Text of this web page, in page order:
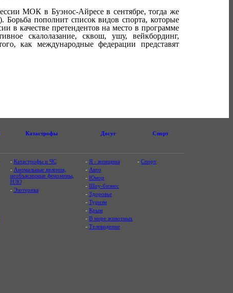
МОК в Буэнос-Айресе в сентябре, тогда же
пополнит список видов спорта, которые
в качестве претендентов на место в программе
скалолазание, сквош, ушу, вейкбординг,
как международные федерации представят
Катастрофы Досуг Спорт
- Катастрофы и ЧС
- Аномальные явления,
необъяснимые феномены,
НЛО
- Эзотерика
- Я - женщина
- Авто
- Юмор
- Шоу-бизнес
- Здоровье
- Туризм
- Крым
- В мире животных
- Телевидение
-Спорт